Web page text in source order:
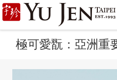
宇
珍
國
際
極可愛翫：亞洲重